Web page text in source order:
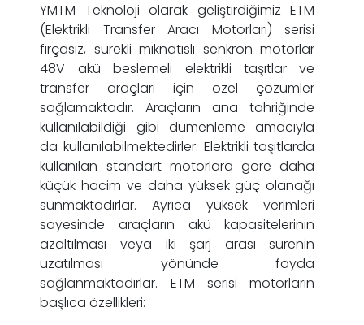
YMTM Teknoloji olarak geliştirdiğimiz ETM
(Elektrikli Transfer Aracı Motorları) serisi
fırçasız, sürekli mıknatıslı senkron motorlar
48V akü beslemeli elektrikli taşıtlar ve
transfer araçları için özel çözümler
sağlamaktadır. Araçların ana tahriğinde
kullanılabildiği gibi dümenleme amacıyla
da kullanılabilmektedirler. Elektrikli taşıtlarda
kullanılan standart motorlara göre daha
küçük hacim ve daha yüksek güç olanağı
sunmaktadırlar. Ayrıca yüksek verimleri
sayesinde araçların akü kapasitelerinin
azaltılması veya iki şarj arası sürenin
uzatılması yönünde fayda
sağlanmaktadırlar. ETM serisi motorların
başlıca özellikleri: